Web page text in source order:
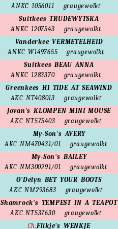
ANKC 1056011
graugewolkt
Suitkees TRUDEWYTSKA
ANKC 1207543
graugewolkt
Vanderkee VERMETELHEID
ANKC W1497655
graugewolkt
Suitkees BEAU ANNA
ANKC 1283370
graugewolkt
Greenkees HI TIDE AT SEAWIND
AKC NT408013
graugewolkt
Jovan's KLOMPEN MINI MOUSE
AKC NT575403
graugewolkt
My-Son's AVERY
AKC NM470431/01
graugewolkt
My-Son's BAILEY
AKC NM300291/01
graugewolkt
O'Delyn BET YOUR BOOTS
AKC NM293683
graugewolkt
Shamrock's TEMPEST IN A TEAPOT
AKC NT537630
graugewolkt
Ch.Flikje's WENKJE